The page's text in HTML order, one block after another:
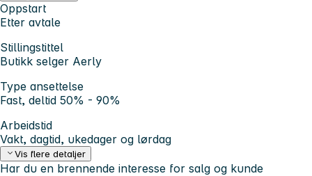
Oppstart
Etter avtale
Stillingstittel
Butikk selger Aerly
Type ansettelse
Fast, deltid 50% - 90%
Arbeidstid
Vakt, dagtid, ukedager og lørdag
Vis flere detaljer
Har du en brennende interesse for salg og kunde